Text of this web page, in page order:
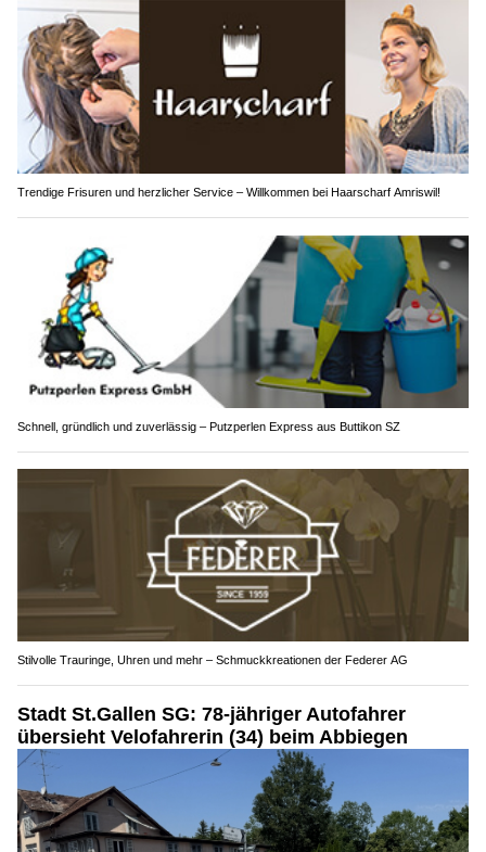
Trendige Frisuren und herzlicher Service – Willkommen bei Haarscharf Amriswil!
Schnell, gründlich und zuverlässig – Putzperlen Express aus Buttikon SZ
Stilvolle Trauringe, Uhren und mehr – Schmuckkreationen der Federer AG
Stadt St.Gallen SG: 78-jähriger Autofahrer
übersieht Velofahrerin (34) beim Abbiegen